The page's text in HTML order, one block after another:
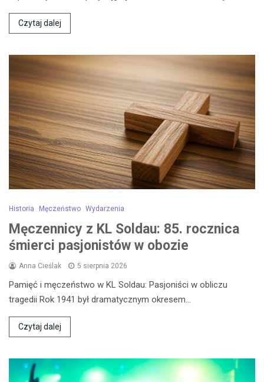
Czytaj dalej
Historia Męczeństwo Wydarzenia
Męczennicy z KL Soldau: 85. rocznica
śmierci pasjonistów w obozie
Anna Cieślak 5 sierpnia 2026
Pamięć i męczeństwo w KL Soldau: Pasjoniści w obliczu
tragedii Rok 1941 był dramatycznym okresem…
Czytaj dalej